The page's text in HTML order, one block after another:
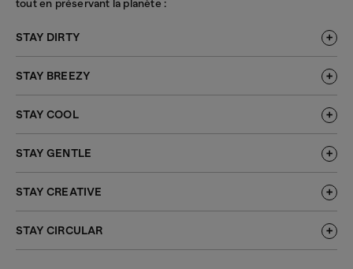
tout en préservant la planète :
STAY DIRTY
STAY BREEZY
STAY COOL
STAY GENTLE
STAY CREATIVE
STAY CIRCULAR